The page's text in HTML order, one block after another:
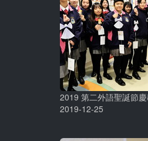
2019 第二外語聖誕節
2019-12-25